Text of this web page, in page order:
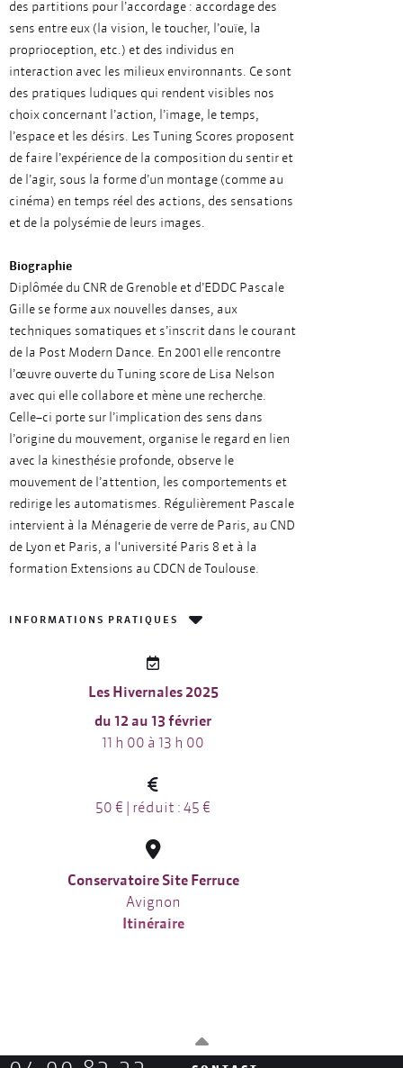
des partitions pour l’accordage : accordage des
sens entre eux (la vision, le toucher, l’ouïe, la
proprioception, etc.) et des individus en
interaction avec les milieux environnants. Ce sont
des pratiques ludiques qui rendent visibles nos
choix concernant l’action, l’image, le temps,
l’espace et les désirs. Les Tuning Scores proposent
de faire l’expérience de la composition du sentir et
de l’agir, sous la forme d’un montage (comme au
cinéma) en temps réel des actions, des sensations
et de la polysémie de leurs images.
Biographie
Diplômée du CNR de Grenoble et d’EDDC Pascale
Gille se forme aux nouvelles danses, aux
techniques somatiques et s’inscrit dans le courant
de la Post Modern Dance. En 2001 elle rencontre
l’œuvre ouverte du Tuning score de Lisa Nelson
avec qui elle collabore et mène une recherche.
Celle–ci porte sur l’implication des sens dans
l’origine du mouvement, organise le regard en lien
avec la kinesthésie profonde, observe le
mouvement de l’attention, les comportements et
redirige les automatismes. Régulièrement Pascale
intervient à la Ménagerie de verre de Paris, au CND
de Lyon et Paris, a l'université Paris 8 et à la
formation Extensions au CDCN de Toulouse.
INFORMATIONS PRATIQUES
Les Hivernales 2025
du 12 au 13 février
11 h 00 à 13 h 00
50 € | réduit : 45 €
Conservatoire Site Ferruce
Avignon
Itinéraire